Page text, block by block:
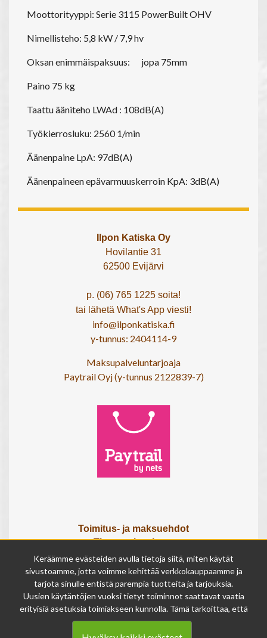
Moottorityyppi: Serie 3115 PowerBuilt OHV
Nimellisteho: 5,8 kW / 7,9 hv
Oksan enimmäispaksuus: jopa 75mm
Paino 75 kg
Taattu ääniteho LWAd : 108dB(A)
Työkierrosluku: 2560 1/min
Äänenpaine LpA: 97dB(A)
Äänenpaineen epävarmuuskerroin KpA: 3dB(A)
Ilpon Katiska Oy
Hovilantie 31
62500 Evijärvi
p. (06) 765 1225 soita!
tai lähetä What's App viesti!
info@ilponkatiska.fi
y-tunnus: 2404114-9
Maksupalveluntarjoaja
Paytrail Oyj (y-tunnus 2122839-7)
Toimitus- ja maksuehdot
Tietosuojaseloste
Tietoa meistä
Osta lahjakortti
Tilauksen peruutuslomake
Olemme avoinna
ma - pe 9 - 17
Keräämme evästeiden avulla tietoja siitä, miten käytät
sivustoamme, jotta voimme kehittää verkkokauppaamme ja
tarjota sinulle entistä parempia tuotteita ja tarjouksia.
Uusien käytäntöjen vuoksi tietyt toiminnot saattavat vaatia
erityisiä asetuksia toimiakseen kunnolla. Tämä tarkoittaa, että
joissakin tapauksissa anonymisoidut tiedot voivat kertyä,
vaikka olisit kieltänyt evästeiden käytön. Näitä tietoja